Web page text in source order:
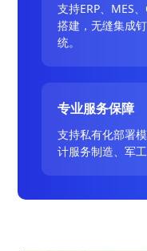
支持ERP、MES
搭建，无缝集成
统。
专业服务保障
支持私有化部署
计服务制造、军